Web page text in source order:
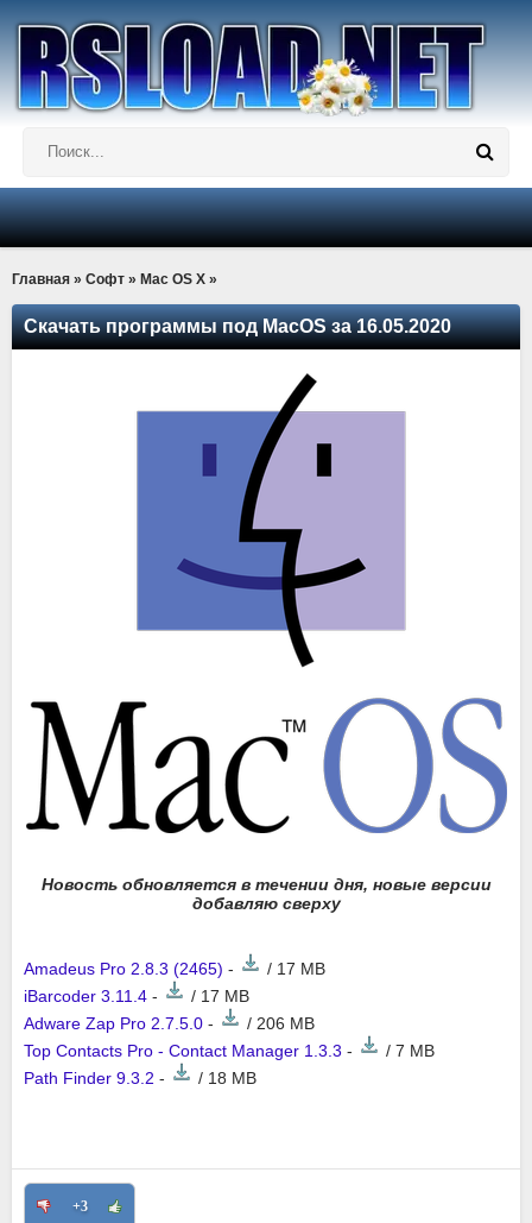
Главная » Софт » Mac OS X »
Скачать программы под MacOS за 16.05.2020
Новость обновляется в течении дня, новые версии
добавляю сверху
Amadeus Pro 2.8.3 (2465) -
/ 17 MB
iBarcoder 3.11.4 -
/ 17 MB
Adware Zap Pro 2.7.5.0 -
/ 206 MB
Top Contacts Pro - Contact Manager 1.3.3 -
/ 7 MB
Path Finder 9.3.2 - / 18 MB
+3